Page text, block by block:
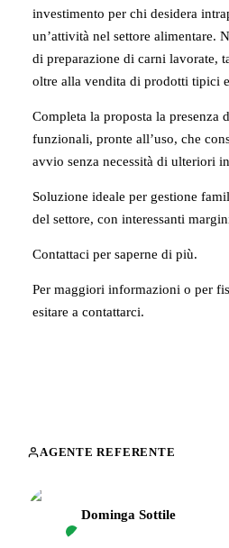
investimento per chi desidera
un’attività nel settore alimentare.
di preparazione di carni lavorate,
oltre alla vendita di prodotti tipici
Completa la proposta la presenza
funzionali, pronte all’uso, che
avvio senza necessità di ulteriori
Soluzione ideale per gestione
del settore, con interessanti
Contattaci per saperne di più.
Per maggiori informazioni o per
esitare a contattarci.
AGENTE REFERENTE
Dominga Sottile